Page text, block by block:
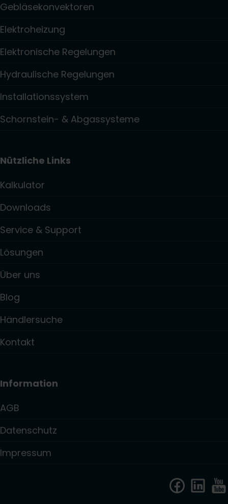
Gebläsekonvektoren
Elektroheizung
Elektronische Regelungen
Hydraulische Regelungen
Installationssystem
Schornstein- & Abgassysteme
Nützliche Links
Kalkulator
Downloads
Service & Support
Lösungen
Über uns
Blog
Händlersuche
Kontakt
Information
AGB
Datenschutz
Impressum